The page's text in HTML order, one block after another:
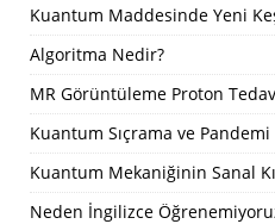
Kuantum Maddesinde Yeni
Algoritma Nedir?
MR Görüntüleme Proton
Kuantum Sıçrama ve Pandemi
Kuantum Mekaniğinin Sanal
Neden İngilizce